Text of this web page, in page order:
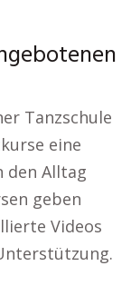
Tanzschule
eine
den Alltag
geben
Videos